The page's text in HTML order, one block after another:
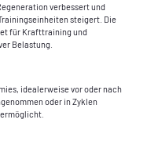
verbessert und
steigert. Die
für Krafttraining und
Belastung.
idealerweise vor oder nach
oder in Zyklen